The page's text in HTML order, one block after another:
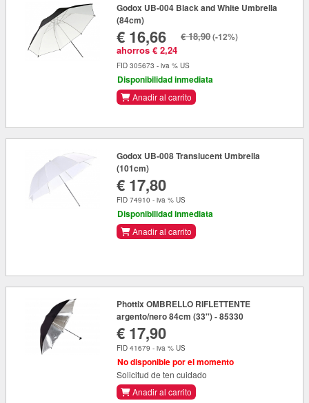
Godox UB-004 Black and White Umbrella
(84cm)
€ 16,66
ahorros € 2,24
€ 18,90(-12%)
FID 305673 - iva % US
Disponibilidad inmediata
Anadir al carrito
Godox UB-008 Translucent Umbrella
(101cm)
€ 17,80
FID 74910 - iva % US
Disponibilidad inmediata
Anadir al carrito
Phottix OMBRELLO RIFLETTENTE
argento/nero 84cm (33'') - 85330
€ 17,90
FID 41679 - iva % US
No disponible por el momento
Solicitud de ten cuidado
Anadir al carrito